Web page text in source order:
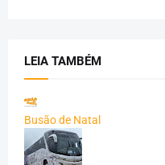
LEIA TAMBÉM
Busão de Natal